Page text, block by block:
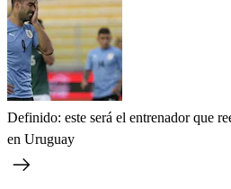
Definido: este será el entrenador que
en Uruguay